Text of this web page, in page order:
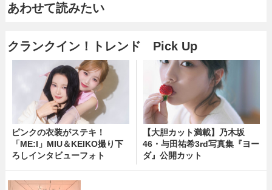
あわせて読みたい
クランクイン！トレンド Pick Up
ピンクの衣装がステキ！
「ME:I」MIU＆KEIKO撮り下
ろしインタビューフォト
【大胆カット満載】乃木坂
46・与田祐希3rd写真集『ヨー
ダ』公開カット